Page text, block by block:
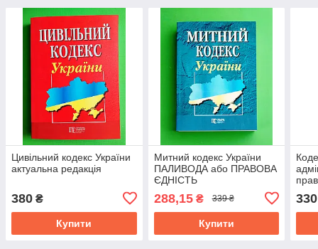
Цивільний кодекс України
актуальна редакція
380 ₴
Купити
Митний кодекс України
ПАЛИВОДА або ПРАВОВА
ЄДНІСТЬ
288,15₴ 339 ₴
Купити
330